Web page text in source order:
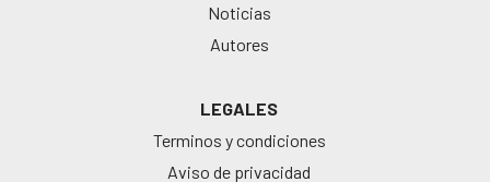
Noticias
Autores
LEGALES
Terminos y condiciones
Aviso de privacidad